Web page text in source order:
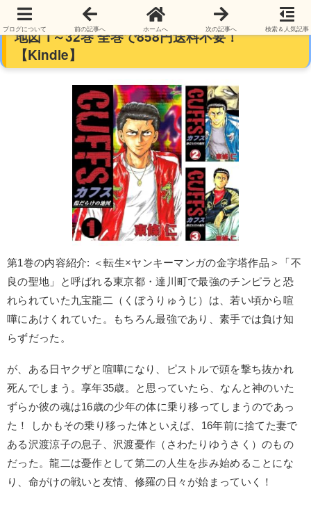
【完結】【各巻0～33円】CUFFSー傷だらけの
地図 1～32巻 全巻で858円送料不要！
【Kindle】
第1巻の内容紹介: ＜転生×ヤンキーマンガの金字塔作品＞「不
良の聖地」と呼ばれる東京都・達川町で最強のチンピラと恐
れられていた九宝龍二（くぼうりゅうじ）は、若い頃から喧
嘩にあけくれていた。もちろん最強であり、素手では負け知
らずだった。
が、ある日ヤクザと喧嘩になり、ピストルで頭を撃ち抜かれ
死んでしまう。享年35歳。と思っていたら、なんと神のいた
ずらか彼の魂は16歳の少年の体に乗り移ってしまうのであっ
た！ しかもその乗り移った体といえば、16年前に捨てた妻で
ある沢渡涼子の息子、沢渡憂作（さわたりゆうさく）のもの
だった。龍二は憂作として第二の人生を歩み始めることにな
り、命がけの戦いと友情、修羅の日々が始まっていく！
ブログについて 前の記事へ ホームへ 次の記事へ 検索＆人気記事